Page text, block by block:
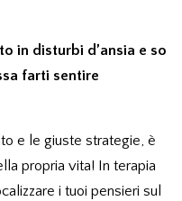
in disturbi d’ansia e so
farti sentire
e le giuste strategie, è
propria vita! In terapia
i tuoi pensieri sul